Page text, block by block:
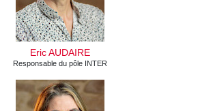
Eric AUDAIRE
Responsable du pôle INTER